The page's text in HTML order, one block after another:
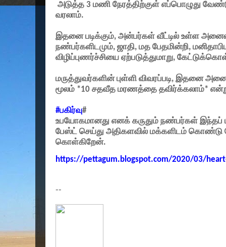
அடுத்த 3 மணி நேரத்திற்குள் எப்பொழுது
வரலாம்.
இதனை படிக்கும், அன்பர்கள் வீட்டில் உள்ள
நண்பர்களிடமும், ஜாதி, மத பேதமின்றி,
விழிப்புணர்ச்சியை ஏற்படுத்துமாறு,
மருத்துவர்களின் புள்ளி விவரப்படி, இதனை
மூலம் *10 சதவீத மரணத்தை தவிர்க்கலாம்*
#பகிர்வு#
உபயோகமானது எனக் கருதும் நண்பர்கள் இந்தப்
பேஸ்ட் செய்து அதிகளவில் மக்களிடம் கொண்டு
கொள்கிறேன்.
https://pettagum.blogspot.com/2020/03/
--